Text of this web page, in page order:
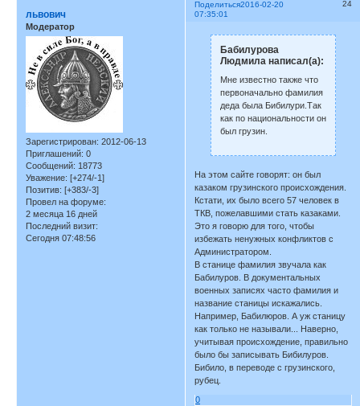
Поделиться 24
2016-02-20
07:35:01
львович
Модератор
Зарегистрирован: 2012-06-13
Приглашений: 0
Сообщений: 18773
Уважение: [+274/-1]
Позитив: [+383/-3]
Провел на форуме:
2 месяца 16 дней
Последний визит:
Сегодня 07:48:56
Бабилурова
Людмила написал(а):
Мне известно также что
первоначально фамилия
деда была Бибилури.Так
как по национальности он
был грузин.
На этом сайте говорят: он был
казаком грузинского происхождения.
Кстати, их было всего 57 человек в
ТКВ, пожелавшими стать казаками.
Это я говорю для того, чтобы
избежать ненужных конфликтов с
Администратором.
В станице фамилия звучала как
Бабилуров. В документальных
военных записях часто фамилия и
название станицы искажались.
Например, Бабилюров. А уж станицу
как только не называли... Наверно,
учитывая происхождение, правильно
было бы записывать Бибилуров.
Бибило, в переводе с грузинского,
рубец.
0